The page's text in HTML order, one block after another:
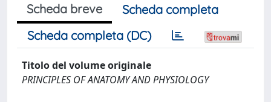
Scheda breve
Scheda completa
Scheda completa (DC)
Titolo del volume originale
PRINCIPLES OF ANATOMY AND PHYSIOLOGY